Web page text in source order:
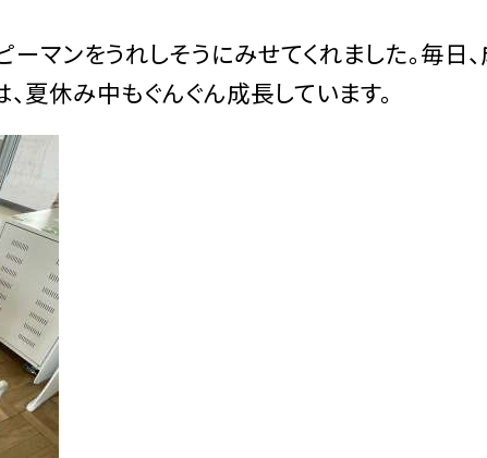
マンをうれしそうにみせてくれました。毎日
夏休み中もぐんぐん成長しています。